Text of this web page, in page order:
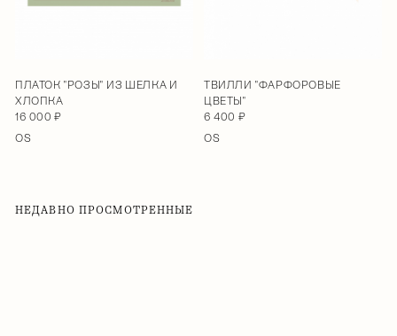
ПЛАТОК "РОЗЫ" ИЗ ШЕЛКА И
ХЛОПКА
16 000 ₽
OS
ТВИЛЛИ "ФАРФОРОВЫЕ
ЦВЕТЫ"
6 400 ₽
OS
НЕДАВНО ПРОСМОТРЕННЫЕ